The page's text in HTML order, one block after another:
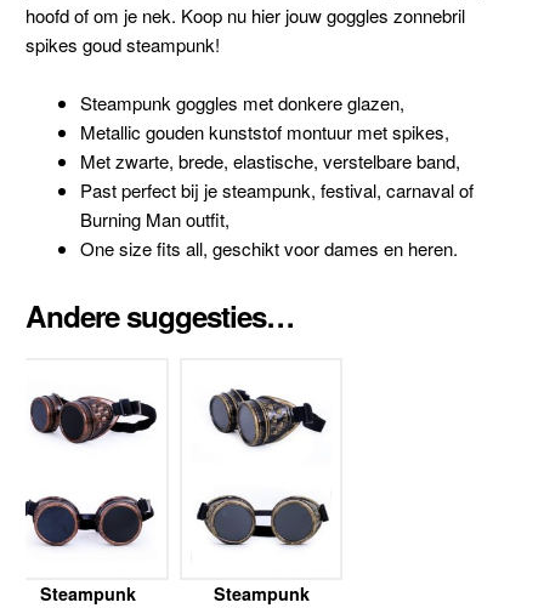
hoofd of om je nek. Koop nu hier jouw goggles zonnebril
spikes goud steampunk!
Steampunk goggles met donkere glazen,
Metallic gouden kunststof montuur met spikes,
Met zwarte, brede, elastische, verstelbare band,
Past perfect bij je steampunk, festival, carnaval of
Burning Man outfit,
One size fits all, geschikt voor dames en heren.
Andere suggesties…
Steampunk Steampunk